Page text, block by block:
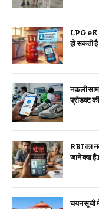
LPG
हो सकती
नकली
प्रोडक्ट
RBI का
जानें क्या
चयन सूची में